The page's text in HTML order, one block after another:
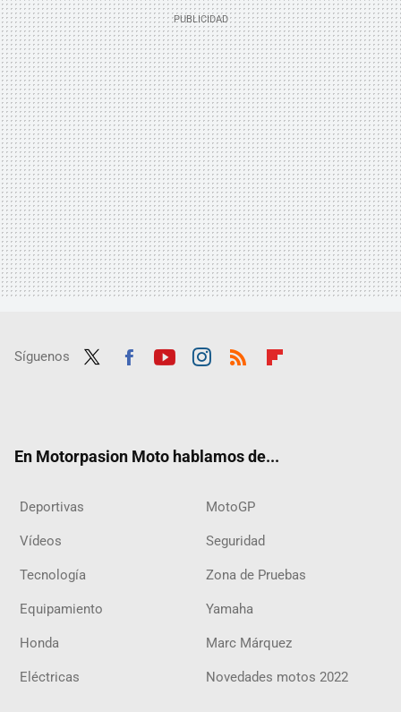
Síguenos
En Motorpasion Moto hablamos de...
Deportivas MotoGP
Vídeos Seguridad
Tecnología Zona de Pruebas
Equipamiento Yamaha
Honda Marc Márquez
Eléctricas Novedades motos 2022